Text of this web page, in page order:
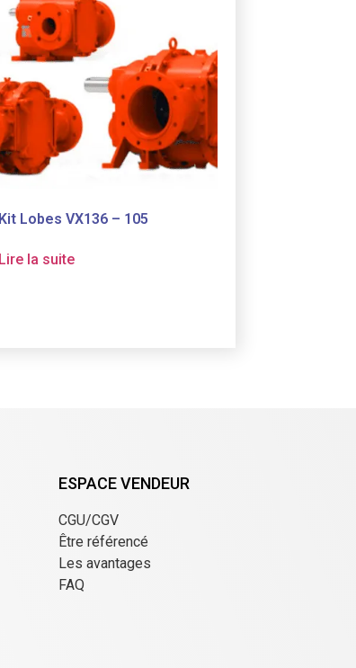
Kit Lobes VX136 – 105
Lire la suite
ESPACE VENDEUR
CGU/CGV
Être référencé
Les avantages
FAQ